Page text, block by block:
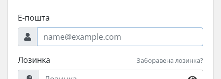
Е-пошта
Лозинка Заборавена лозинка?